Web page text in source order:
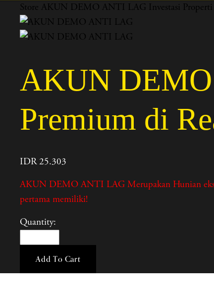
Store AKUN DEMO ANTI LAG Investasi Properti
AKUN
Premium di
IDR 25.303
AKUN DEMO ANTI LAG Merupakan Hunian
pertama memiliki!
Quantity:
Add To Cart